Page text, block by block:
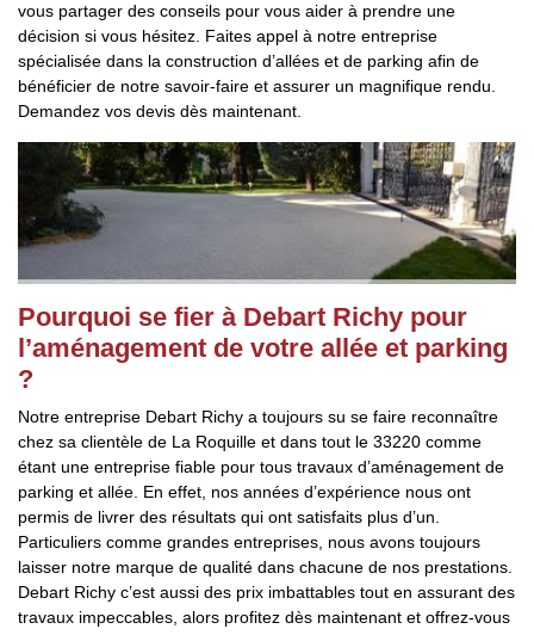
vous partager des conseils pour vous aider à prendre une
décision si vous hésitez. Faites appel à notre entreprise
spécialisée dans la construction d’allées et de parking afin de
bénéficier de notre savoir-faire et assurer un magnifique rendu.
Demandez vos devis dès maintenant.
Pourquoi se fier à Debart Richy pour
l’aménagement de votre allée et parking
?
Notre entreprise Debart Richy a toujours su se faire reconnaître
chez sa clientèle de La Roquille et dans tout le 33220 comme
étant une entreprise fiable pour tous travaux d’aménagement de
parking et allée. En effet, nos années d’expérience nous ont
permis de livrer des résultats qui ont satisfaits plus d’un.
Particuliers comme grandes entreprises, nous avons toujours
laisser notre marque de qualité dans chacune de nos prestations.
Debart Richy c’est aussi des prix imbattables tout en assurant des
travaux impeccables, alors profitez dès maintenant et offrez-vous